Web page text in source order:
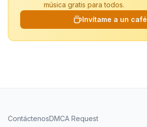
música gratis para todos.
Invítame a un café
ContáctenosDMCA Request